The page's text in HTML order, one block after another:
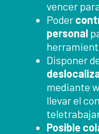
vencer
Poder
personal
Disponer
mediante
llevar el
Posible